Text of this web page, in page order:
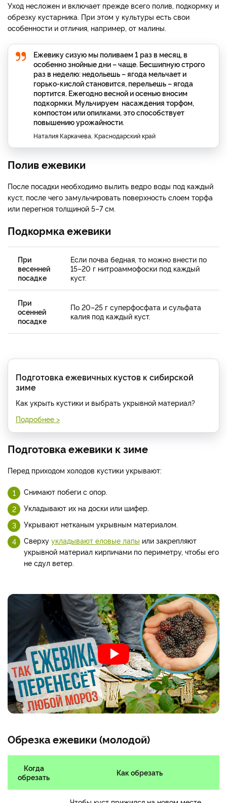
Уход несложен и включает прежде всего полив, подкормку и
обрезку кустарника. При этом у культуры есть свои
особенности и отличия, например, от малины.
Ежевику сизую мы поливаем 1 раз в месяц, в
особенно знойные дни – чаще. Бесшипную строго
раз в неделю: недольешь – ягода мельчает и
горько-кислой становится, перельешь – ягода
портится. Ежегодно весной и осенью вносим
подкормки. Мульчируем насаждения торфом,
компостом или опилками, это способствует
повышению урожайности.
Наталия Каркачева, Краснодарский край
Полив ежевики
После посадки необходимо вылить ведро воды под каждый
куст, после чего замульчировать поверхность слоем торфа
или перегноя толщиной 5–7 см.
Подкормка ежевики
При
весенней
посадке
Если почва бедная, то можно внести по
15–20 г нитроаммофоски под каждый
куст.
При
осенней
посадке
По 20–25 г суперфосфата и сульфата
калия под каждый куст.
Подготовка ежевичных кустов к сибирской
зиме
Как укрыть кустики и выбрать укрывной материал?
Подробнее >
Подготовка ежевики к зиме
Перед приходом холодов кустики укрывают:
Снимают побеги с опор.
Укладывают их на доски или шифер.
Укрывают нетканым укрывным материалом.
Сверху укладывают еловые лапы или закрепляют
укрывной материал кирпичами по периметру, чтобы его
не сдул ветер.
Обрезка ежевики (молодой)
Когда
обрезать
Как обрезать